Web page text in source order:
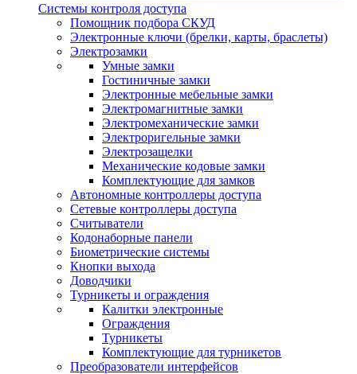
Системы контроля доступа
Помощник подбора СКУД
Электронные ключи (брелки, карты, браслеты)
Электрозамки
Умные замки
Гостиничные замки
Электронные мебельные замки
Электромагнитные замки
Электромеханические замки
Электроригельные замки
Электрозащелки
Механические кодовые замки
Комплектующие для замков
Автономные контроллеры доступа
Сетевые контроллеры доступа
Считыватели
Кодонаборные панели
Биометрические системы
Кнопки выхода
Доводчики
Турникеты и ограждения
Калитки электронные
Ограждения
Турникеты
Комплектующие для турникетов
Преобразователи интерфейсов